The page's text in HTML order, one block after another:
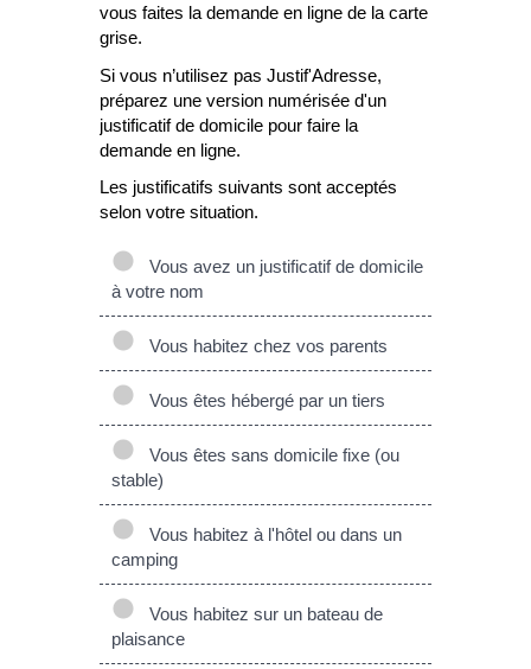
vous faites la demande en ligne de la carte
grise.
Si vous n’utilisez pas Justif'Adresse,
préparez une version numérisée d'un
justificatif de domicile pour faire la
demande en ligne.
Les justificatifs suivants sont acceptés
selon votre situation.
Vous avez un justificatif de domicile
à votre nom
Vous habitez chez vos parents
Vous êtes hébergé par un tiers
Vous êtes sans domicile fixe (ou
stable)
Vous habitez à l'hôtel ou dans un
camping
Vous habitez sur un bateau de
plaisance